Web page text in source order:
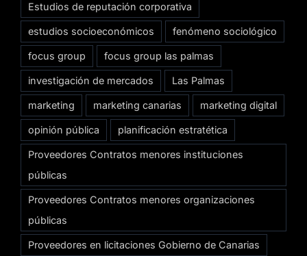
Estudios de reputación corporativa
estudios socioeconómicos fenómeno sociológico
focus group focus group las palmas
investigación de mercados Las Palmas
marketing marketing canarias marketing digital
opinión pública planificación estratética
Proveedores Contratos menores instituciones
públicas
Proveedores Contratos menores organizaciones
públicas
Proveedores en licitaciones Gobierno de Canarias